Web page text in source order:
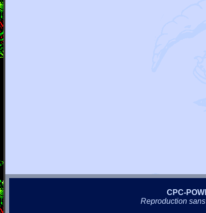
CPC-
Reproduction